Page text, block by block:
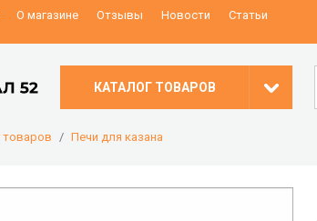
О магазине Отзывы Новости
Статьи
КАТАЛОГ ТОВАРОВ
товаров Печи для казана